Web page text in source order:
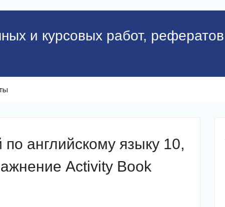
и курсовых работ, рефератов
английскому языку 10,
Activity Book